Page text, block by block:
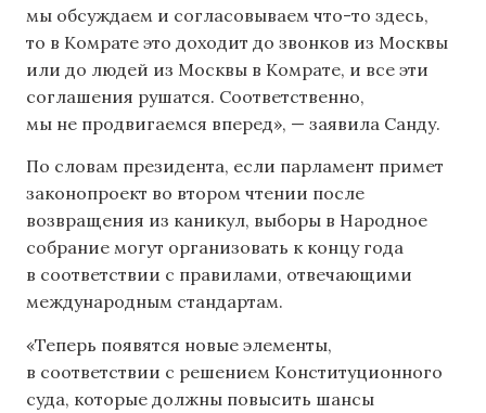
мы обсуждаем и согласовываем что-то здесь,
то в Комрате это доходит до звонков из Москвы
или до людей из Москвы в Комрате, и все эти
соглашения рушатся. Соответственно,
мы не продвигаемся вперед», — заявила Санду.
По словам президента, если парламент примет
законопроект во втором чтении после
возвращения из каникул, выборы в Народное
собрание могут организовать к концу года
в соответствии с правилами, отвечающими
международным стандартам.
«Теперь появятся новые элементы,
в соответствии с решением Конституционного
суда, которые должны повысить шансы